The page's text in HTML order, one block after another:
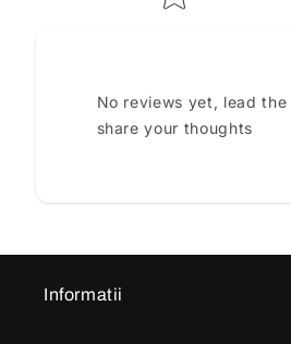
No reviews yet, lead the
share your thoughts
Informatii